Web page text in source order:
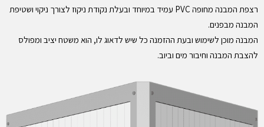
רצפת המבנה מחופה PVC עמיד במיוחד ובעלת נקודת ניקוז לצורך ניקוי ושטיפת
המבנה מבפנים.
המבנה מוכן לשימוש ובעת ההזמנה כל שיש לדאוג לו, הוא משטח יציב ומפולס
להצבת המבנה וחיבור מים וביוב.